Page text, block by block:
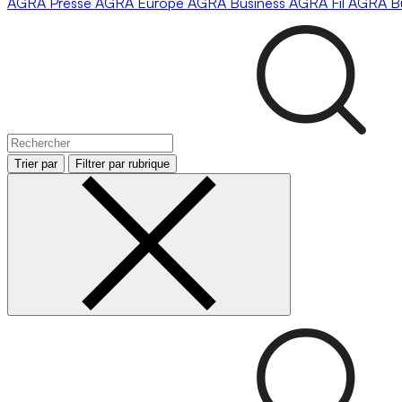
Trier par Filtrer par rubrique